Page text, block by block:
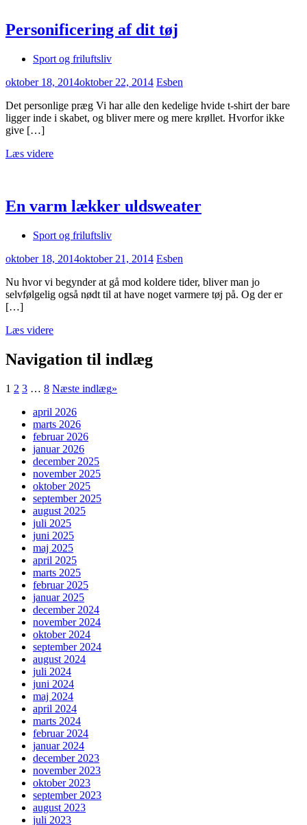
Personificering af dit tøj
Sport og friluftsliv
oktober 18, 2014oktober 22, 2014 Esben
Det personlige præg Vi har alle den kedelige hvide t-shirt der bare
ligger inde i skabet, og bliver mere og mere krøllet. Hvorfor ikke
give […]
Læs videre
En varm lækker uldsweater
Sport og friluftsliv
oktober 18, 2014oktober 21, 2014 Esben
Nu hvor vi begynder at gå mod koldere tider, bliver man jo
selvfølgelig også nødt til at have noget varmere tøj på. Og der er
[…]
Læs videre
Navigation til indlæg
1 2 3 … 8 Næste indlæg»
april 2026
marts 2026
februar 2026
januar 2026
december 2025
november 2025
oktober 2025
september 2025
august 2025
juli 2025
juni 2025
maj 2025
april 2025
marts 2025
februar 2025
januar 2025
december 2024
november 2024
oktober 2024
september 2024
august 2024
juli 2024
juni 2024
maj 2024
april 2024
marts 2024
februar 2024
januar 2024
december 2023
november 2023
oktober 2023
september 2023
august 2023
juli 2023